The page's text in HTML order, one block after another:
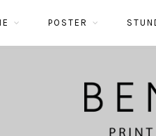
POSTER